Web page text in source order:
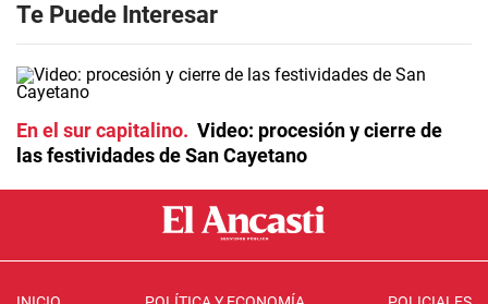
Te Puede Interesar
En el sur capitalino
Video: procesión y cierre de
las festividades de San Cayetano